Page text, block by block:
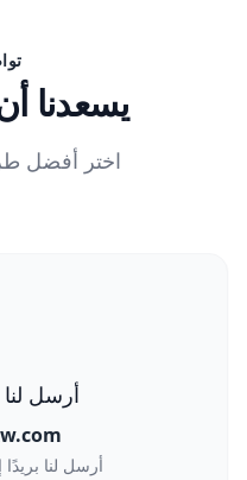
يسعدنا
اختر أفضل
أرسل لنا
أرسل لنا